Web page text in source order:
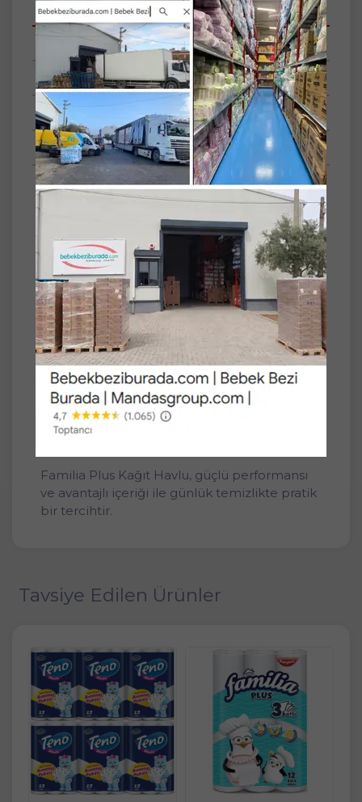
Açıklamalar
Taksit Seçenekleri
Tüm Yorumlar
Tüm Sorular
Anket
** Bu ürünler hijyenik ürünler grubuna girdiği
Familia Kağıt Havlu Plus 48 Li Pk (3 Katlı)
(4PK*12)
3 katlı dayanıklı yapısı ile yüksek emicilik
sağlar. 4PK*12 avantajlı paketi sayesinde
mutfak ve ev temizliğinde uzun süreli
kullanım sunar.
Öne çıkan özellikler:
• 3 katlı güçlü emicilik ve dayanıklılık
• Yumuşak ve nazik doku
• Ekonomik 48’li paket (4PK*12)
Familia Plus Kağıt Havlu, güçlü performansı
ve avantajlı içeriği ile günlük temizlikte pratik
bir tercihtir.
Tavsiye Edilen Ürünler